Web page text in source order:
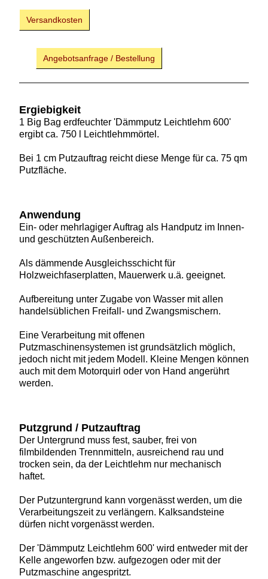
Versandkosten
Angebotsanfrage / Bestellung
Ergiebigkeit
1 Big Bag erdfeuchter 'Dämmputz Leichtlehm 600'
ergibt ca. 750 l Leichtlehmmörtel.
Bei 1 cm Putzauftrag reicht diese Menge für ca. 75 qm
Putzfläche.
Anwendung
Ein- oder mehrlagiger Auftrag als Handputz im Innen-
und geschützten Außenbereich.
Als dämmende Ausgleichsschicht für
Holzweichfaserplatten, Mauerwerk u.ä. geeignet.
Aufbereitung unter Zugabe von Wasser mit allen
handelsüblichen Freifall- und Zwangsmischern.
Eine Verarbeitung mit offenen
Putzmaschinensystemen ist grundsätzlich möglich,
jedoch nicht mit jedem Modell. Kleine Mengen können
auch mit dem Motorquirl oder von Hand angerührt
werden.
Putzgrund / Putzauftrag
Der Untergrund muss fest, sauber, frei von
filmbildenden Trennmitteln, ausreichend rau und
trocken sein, da der Leichtlehm nur mechanisch
haftet.
Der Putzuntergrund kann vorgenässt werden, um die
Verarbeitungszeit zu verlängern. Kalksandsteine
dürfen nicht vorgenässt werden.
Der 'Dämmputz Leichtlehm 600' wird entweder mit der
Kelle angeworfen bzw. aufgezogen oder mit der
Putzmaschine angespritzt.